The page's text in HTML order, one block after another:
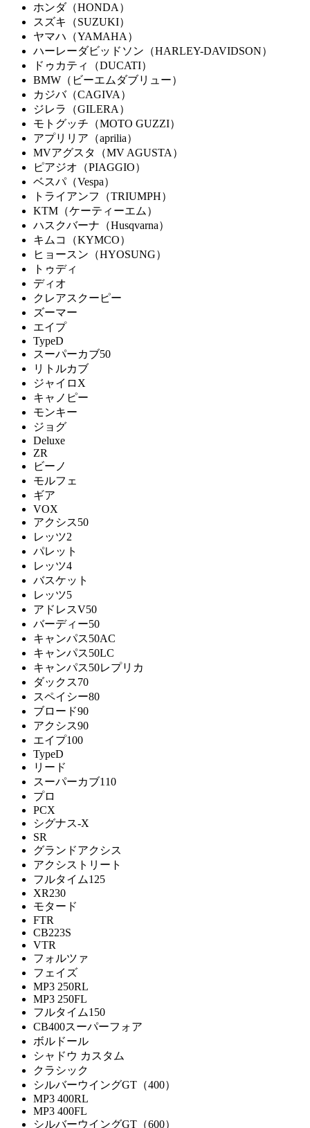
ホンダ（HONDA）
スズキ（SUZUKI）
ヤマハ（YAMAHA）
ハーレーダビッドソン（HARLEY-DAVIDSON）
ドゥカティ（DUCATI）
BMW（ビーエムダブリュー）
カジバ（CAGIVA）
ジレラ（GILERA）
モトグッチ（MOTO GUZZI）
アプリリア（aprilia）
MVアグスタ（MV AGUSTA）
ピアジオ（PIAGGIO）
ベスパ（Vespa）
トライアンフ（TRIUMPH）
KTM（ケーティーエム）
ハスクバーナ（Husqvarna）
キムコ（KYMCO）
ヒョースン（HYOSUNG）
トゥディ
ディオ
クレアスクーピー
ズーマー
エイプ
TypeD
スーパーカブ50
リトルカブ
ジャイロX
キャノピー
モンキー
ジョグ
Deluxe
ZR
ビーノ
モルフェ
ギア
VOX
アクシス50
レッツ2
パレット
レッツ4
バスケット
レッツ5
アドレスV50
バーディー50
キャンパス50AC
キャンパス50LC
キャンパス50レプリカ
ダックス70
スペイシー80
ブロード90
アクシス90
エイプ100
TypeD
リード
スーパーカブ110
プロ
PCX
シグナス-X
SR
グランドアクシス
アクシストリート
フルタイム125
XR230
モタード
FTR
CB223S
VTR
フォルツァ
フェイズ
MP3 250RL
MP3 250FL
フルタイム150
CB400スーパーフォア
ボルドール
シャドウ カスタム
クラシック
シルバーウイングGT（400）
MP3 400RL
MP3 400FL
シルバーウイングGT（600）